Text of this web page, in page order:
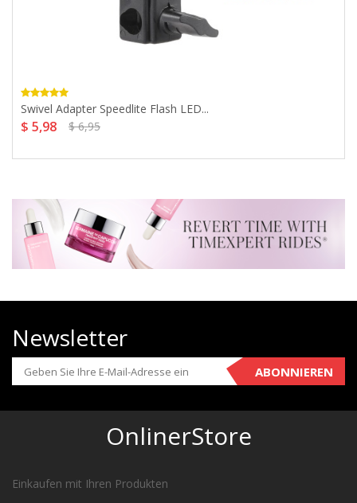
Swivel Adapter Speedlite Flash LED...
$ 5,98 $ 6,95
Newsletter
ABONNIEREN
OnlinerStore
Einkaufen mit Ihren Produkten